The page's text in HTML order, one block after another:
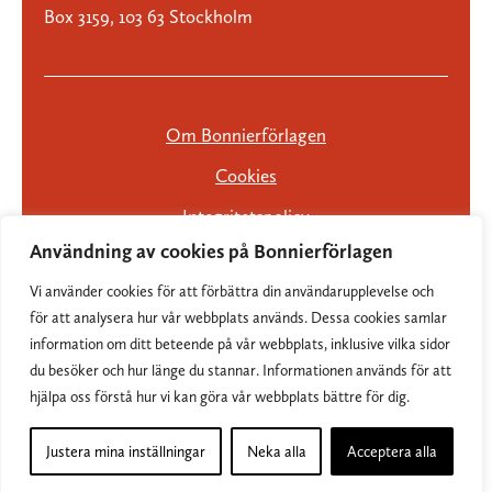
Användning av cookies på Bonnierförlagen
Vi använder cookies för att förbättra din användarupplevelse och
för att analysera hur vår webbplats används. Dessa cookies samlar
information om ditt beteende på vår webbplats, inklusive vilka sidor
du besöker och hur länge du stannar. Informationen används för att
hjälpa oss förstå hur vi kan göra vår webbplats bättre för dig.
Justera mina inställningar Neka alla Acceptera alla
Box 3159, 103 63 Stockholm
Om Bonnierförlagen
Cookies
Integritetspolicy